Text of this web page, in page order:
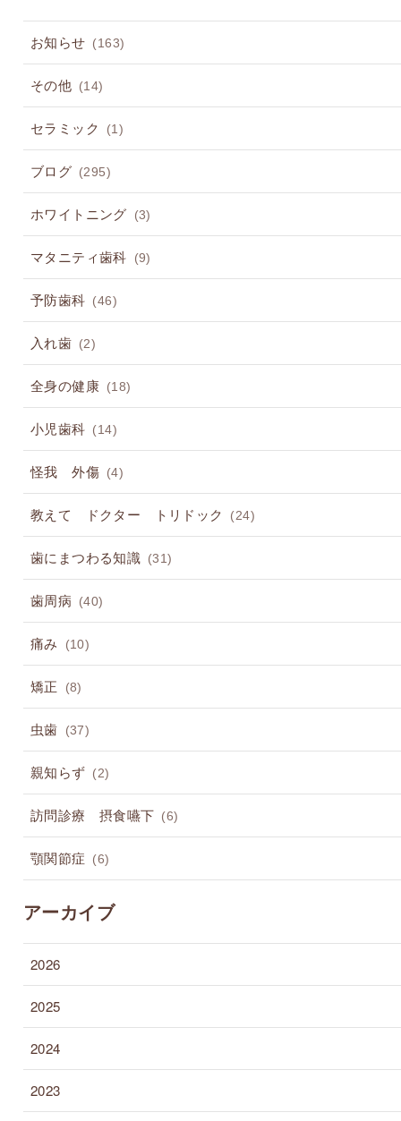
お知らせ (163)
その他 (14)
セラミック (1)
ブログ (295)
ホワイトニング (3)
マタニティ歯科 (9)
予防歯科 (46)
入れ歯 (2)
全身の健康 (18)
小児歯科 (14)
怪我 外傷 (4)
教えて ドクター トリドック (24)
歯にまつわる知識 (31)
歯周病 (40)
痛み (10)
矯正 (8)
虫歯 (37)
親知らず (2)
訪問診療 摂食嚥下 (6)
顎関節症 (6)
アーカイブ
2026
2025
2024
2023